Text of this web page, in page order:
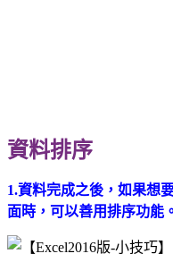
資料排序
1.資料完成之後，如果想
面時，可以善用排序功能